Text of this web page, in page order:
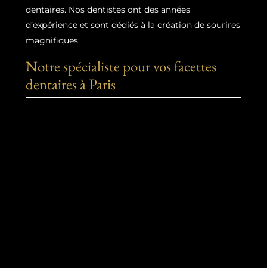
dentaires. Nos dentistes ont des années
d’expérience et sont dédiés à la création de sourires
magnifiques.
Notre spécialiste pour vos facettes
dentaires à Paris